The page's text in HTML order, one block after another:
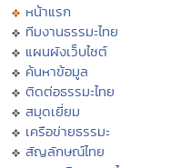
หน้าแรก
ทีมงานธรรมะไทย
แผนผังเว็บไซต์
ค้นหาข้อมูล
ติดต่อธรรมะไทย
สมุดเยี่ยม
เครือข่ายธรรมะ
สัญลักษณ์ไทย